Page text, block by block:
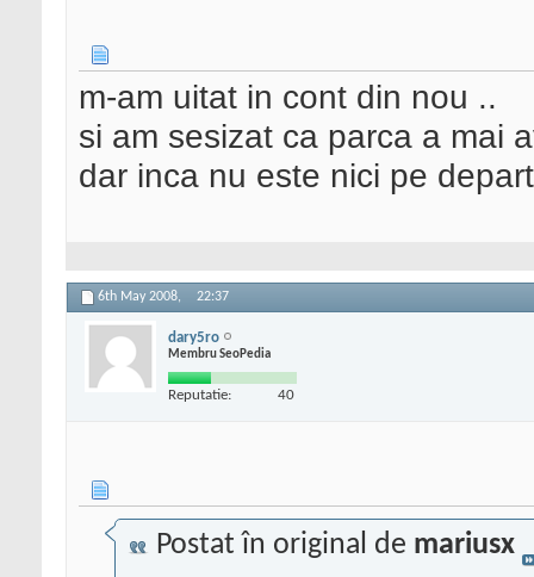
m-am uitat in cont din nou ..
si am sesizat ca parca a mai
dar inca nu este nici pe
6th May 2008, 22:37
dary5ro
Membru SeoPedia
Reputatie: 40
Postat în original de mariusx